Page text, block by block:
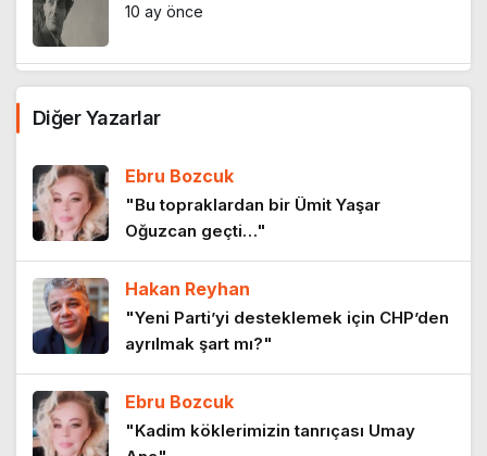
10 ay önce
Yalanın sıradanlığı
10 ay önce
Sanatın yuvasına vurulan darbe
11 ay önce
Sanatın nefesi daralıyor
11 ay önce
Emeklinin iki maaşını kim çaldı?
11 ay önce
Diğer Yazarlar
Ebru Bozcuk
"Bu topraklardan bir Ümit Yaşar
Oğuzcan geçti…"
Hakan Reyhan
"Yeni Parti’yi desteklemek için CHP’den
ayrılmak şart mı?"
Ebru Bozcuk
"Kadim köklerimizin tanrıçası Umay